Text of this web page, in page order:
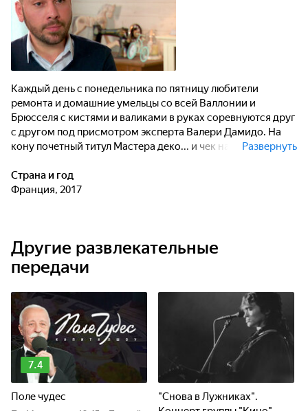
Каждый день с понедельника по пятницу любители
ремонта и домашние умельцы со всей Валлонии и
Брюсселя с кистями и валиками в руках соревнуются друг
с другом под присмотром эксперта Валери Дамидо. На
кону почетный титул Мастера деко... и чек на 2000 евро! На
преображением комнаты, чтобы придать ей абсолютно
новый вид и стать лучшими в соревновании мастеров.
Развернуть
Страна и год
Франция, 2017
Другие развлекательные
передачи
7.4
Поле чудес
"Снова в Лужниках".